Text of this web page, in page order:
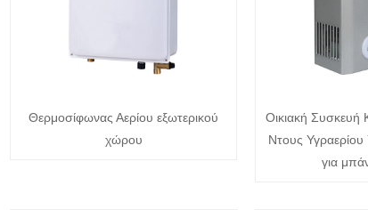
Θερμοσίφωνας Αερίου εξωτερικού
χώρου
Οικιακή Συσκευή
Ντους
για